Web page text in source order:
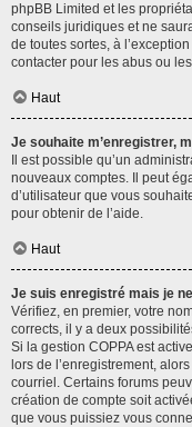
phpBB Limited et les
conseils juridiques et ne
de toutes sortes, à
contacter pour les abus ou
Haut
Je souhaite m’enregistrer,
Il est possible qu’un
nouveaux comptes. Il peut
d’utilisateur que vous
pour obtenir de l’aide.
Haut
Je suis enregistré mais je
Vérifiez, en premier, votre
corrects, il y a deux
Si la gestion COPPA est
lors de l’enregistrement,
courriel. Certains forums
création de compte soit
que vous puissiez vous